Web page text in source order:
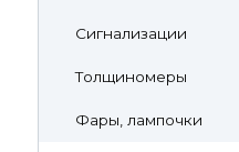
Сигнализации
Толщиномеры
Фары, лампочки